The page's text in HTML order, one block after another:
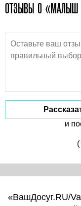
ОТЗЫВЫ О «МАЛЫШ
и
«ВашДосуг.RU/